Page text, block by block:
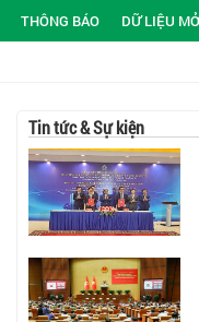
THÔNG BÁO DỮ LIỆU MỞ
Tin tức & Sự kiện